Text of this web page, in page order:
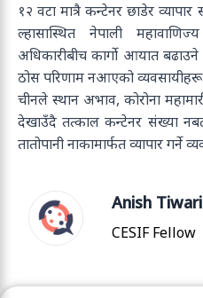
१२ वटा मात्रै कन्टेनर छाडेर
ल्हासास्थित नेपाली
अधिकारीबीच कार्गो आयात
ठोस परिणाम नआएको
चीनले स्थान अभाव, कोरोना
देखाउँदै तत्काल कन्टेनर संख्या
तातोपानी नाकामार्फत व्यापार गर्ने
Anish Tiwari
CESIF Fellow